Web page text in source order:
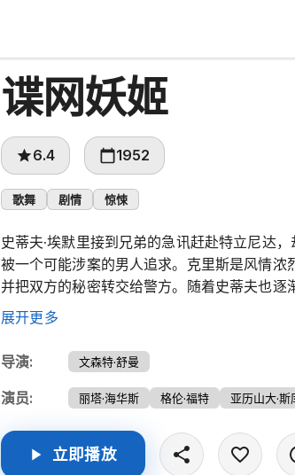
谍网妖姬
6.4 1952
歌舞 剧情 惊悚
史蒂夫·埃默里接到兄弟的急讯赶赴特立尼达
被一个可能涉案的男人追求。克里斯是风情
并把双方的秘密转交给警方。随着史蒂夫也
缘。
展开更多
导演: 文森特·舒曼
演员: 丽塔·海华斯 格伦·福特 亚历山大·斯
立即播放